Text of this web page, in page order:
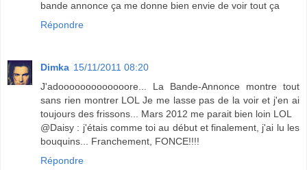
bande annonce ça me donne bien envie de voir tout ça
Répondre
Dimka 15/11/2011 08:20
J'adooooooooooooore... La Bande-Annonce montre tout
sans rien montrer LOL Je me lasse pas de la voir et j'en ai
toujours des frissons... Mars 2012 me parait bien loin LOL
@Daisy : j'étais comme toi au début et finalement, j'ai lu les
bouquins... Franchement, FONCE!!!!
Répondre